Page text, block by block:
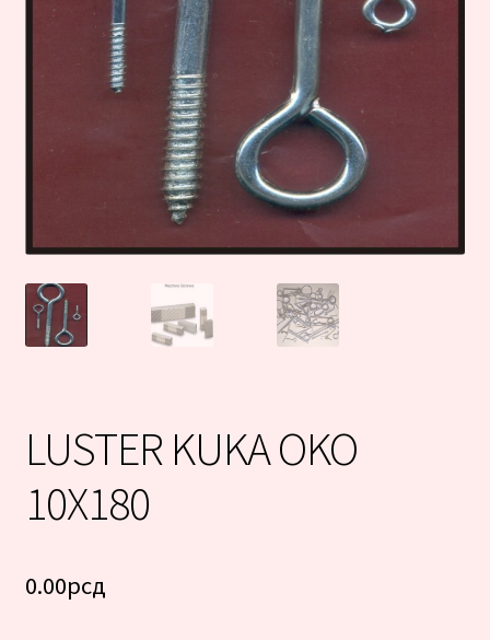
LUSTER KUKA OKO
10X180
0.00рсд